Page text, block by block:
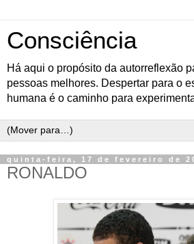
Consciência
Há aqui o propósito da autorreflexão
pessoas melhores. Despertar para o
humana é o caminho para
quinta-feira, 17 de fevereiro de
RONALDO